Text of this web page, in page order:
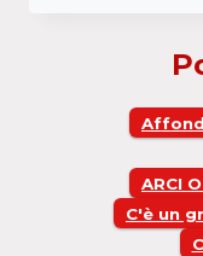
–
ARCI
C'è un